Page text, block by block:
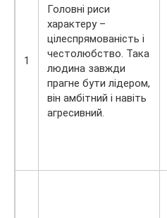
1
Головні риси
характеру –
цілеспрямованість і
честолюбство. Така
людина завжди
прагне бути лідером,
він амбітний і навіть
агресивний.